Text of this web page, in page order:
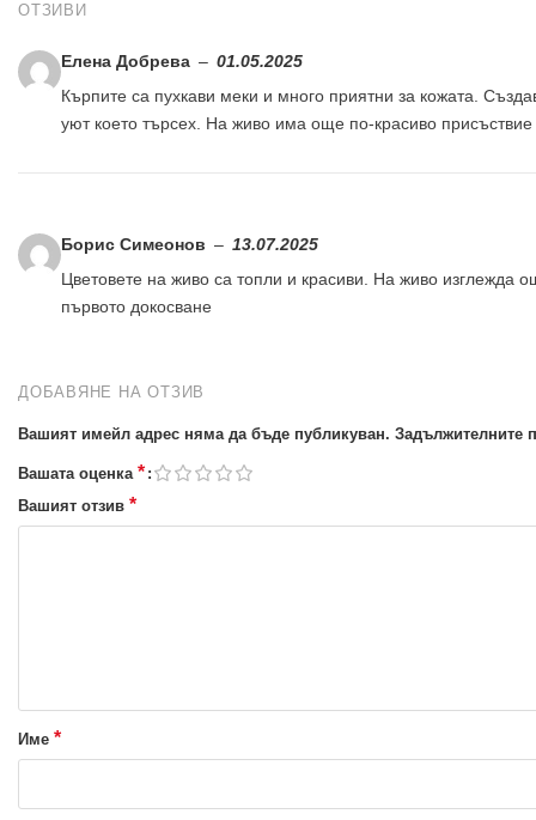
ОТЗИВИ
Елена Добрева – 01.05.2025
Кърпите са пухкави меки и много приятни за кожата.
уют което търсех. На живо има още по-красиво присъствие
Борис Симеонов – 13.07.2025
Цветовете на живо са топли и красиви. На живо изглежда
първото докосване
ДОБАВЯНЕ НА ОТЗИВ
Вашият имейл адрес няма да бъде публикуван. Задължителните
Вашата оценка *
Вашият отзив *
Име *